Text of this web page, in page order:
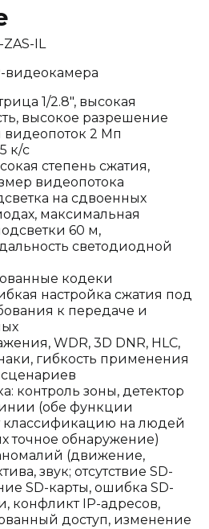
IL
видеокамера
1/2.8", высокая
высокое разрешение
2 Мп
к/с
степень сжатия,
видеопотока
на сдвоенных
максимальная
60 м,
светодиодной
кодеки
настройка сжатия под
к передаче и
WDR, 3D DNR, HLC,
гибкость применения
контроль зоны, детектор
(обе функции
на людей
точное обнаружение)
(движение,
звук; отсутствие SD-
SD-карты, ошибка SD-
конфликт IP-адресов,
доступ, изменение